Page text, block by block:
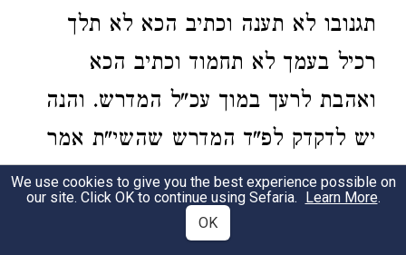
תגנובו לא תענה וכתיב הכא לא תלך
רכיל בעמך לא תחמוד וכתיב הכא
ואהבת לרעך במוך עכ"ל המדרש. והנה
יש לדקדק לפ"ד המדרש שהשי"ת אמר
עוד הפעם כל עשרת הדברות לישראל
למה אמר אותם בשינוי מכפ"מ שאמר
We use cookies to give you the best experience possible on
our site. Click OK to continue using Sefaria. Learn More.
OK